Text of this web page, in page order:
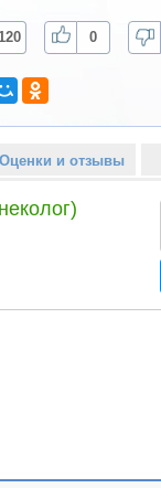
0
Оценки и отзывы